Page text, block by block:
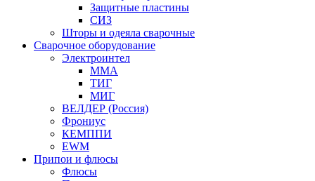
Защитные пластины
СИЗ
Шторы и одеяла сварочные
Сварочное оборудование
Электроинтел
ММА
ТИГ
МИГ
ВЕЛДЕР (Россия)
Фрониус
КЕМППИ
EWM
Припои и флюсы
Флюсы